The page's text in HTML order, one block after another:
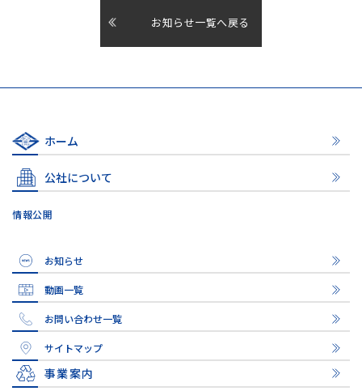
お知らせ一覧へ戻る
ホーム
公社について
情報公開
お知らせ
動画一覧
お問い合わせ一覧
サイトマップ
事業案内